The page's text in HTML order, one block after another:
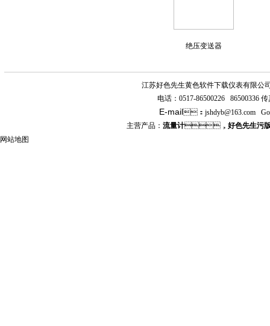
绝压变送器
江苏好色先生黄色软件下载仪表有限公
电话： 0517-86500226 86500336 传真
E-mail： jshdyb@163.com
主营产品： 流量计， 好色先生污
网站地图